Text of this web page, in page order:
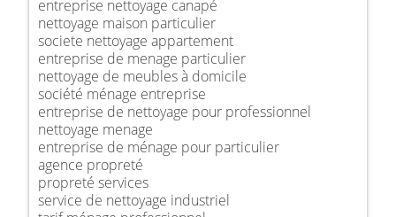
entreprise nettoyage canapé
nettoyage maison particulier
societe nettoyage appartement
entreprise de menage particulier
nettoyage de meubles à domicile
société ménage entreprise
entreprise de nettoyage pour professionnel
nettoyage menage
entreprise de ménage pour particulier
agence propreté
propreté services
service de nettoyage industriel